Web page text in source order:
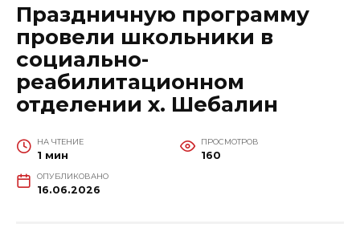
Праздничную программу
провели школьники в
социально-
реабилитационном
отделении х. Шебалин
НА ЧТЕНИЕ
1 мин
ПРОСМОТРОВ
160
ОПУБЛИКОВАНО
16.06.2026